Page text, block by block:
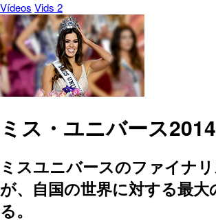
Vídeos Vids 2
ミス・ユニバース2014
ミスユニバースのファイナ
が、自国の世界に対する最大
る。